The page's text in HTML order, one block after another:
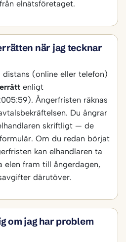
elnätsföretaget.
när jag tecknar
distans (online eller telefon)
enligt
Ångerfristen räknas
Du ångrar
skriftligt — de
Om du redan börjat
kan elhandlaren ta
elen fram till ångerdagen,
därutöver.
om jag har problem